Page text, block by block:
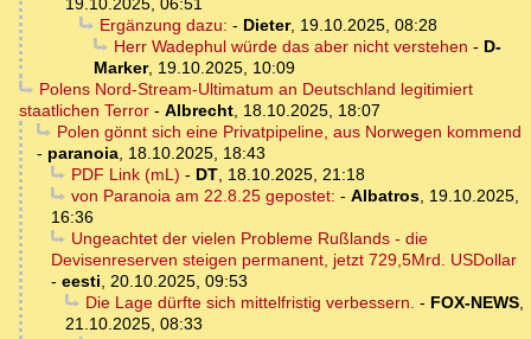
19.10.2025, 06:51
Ergänzung dazu: - Dieter, 19.10.2025, 08:28
Herr Wadephul würde das aber nicht verstehen - D-
Marker, 19.10.2025, 10:09
Polens Nord-Stream-Ultimatum an Deutschland legitimiert
staatlichen Terror - Albrecht, 18.10.2025, 18:07
Polen gönnt sich eine Privatpipeline, aus Norwegen kommend
- paranoia, 18.10.2025, 18:43
PDF Link (mL) - DT, 18.10.2025, 21:18
von Paranoia am 22.8.25 gepostet: - Albatros, 19.10.2025,
16:36
Ungeachtet der vielen Probleme Rußlands - die
Devisenreserven steigen permanent, jetzt 729,5Mrd. USDollar
- eesti, 20.10.2025, 09:53
Die Lage dürfte sich mittelfristig verbessern. - FOX-NEWS,
21.10.2025, 08:33